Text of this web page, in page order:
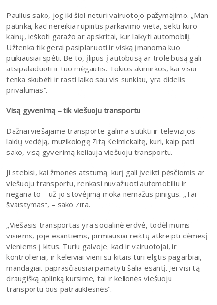
Paulius sako, jog iki šiol neturi vairuotojo pažymėjimo. „Man
patinka, kad nereikia rūpintis parkavimo vieta, sekti kuro
kainų, ieškoti garažo ar apskritai, kur laikyti automobilį.
Užtenka tik gerai pasiplanuoti ir viską įmanoma kuo
puikiausiai spėti. Be to, įlipus į autobusą ar troleibusą gali
atsipalaiduoti ir tuo mėgautis. Tokios akimirkos, kai visur
tenka skubėti ir rasti laiko sau vis sunkiau, yra didelis
privalumas“.
Visą gyvenimą – tik viešuoju transportu
Dažnai viešajame transporte galima sutikti ir televizijos
laidų vedėją, muzikologę Zitą Kelmickaitę, kuri, kaip pati
sako, visą gyvenimą keliauja viešuoju transportu.
Ji stebisi, kai žmonės atstumą, kurį gali įveikti pėsčiomis ar
viešuoju transportu, renkasi nuvažiuoti automobiliu ir
negana to – už jo stovėjimą moka nemažus pinigus. „Tai –
švaistymas“, – sako Zita.
„Viešasis transportas yra socialinė erdvė, todėl mums
visiems, joje esantiems, pirmiausiai reiktų atkreipti dėmesį
vieniems į kitus. Turiu galvoje, kad ir vairuotojai, ir
kontrolieriai, ir keleiviai vieni su kitais turi elgtis pagarbiai,
mandagiai, paprasčiausiai pamatyti šalia esantį. Jei visi tą
draugišką aplinką kursime, tai ir kelionės viešuoju
transportu bus patrauklesnės“.